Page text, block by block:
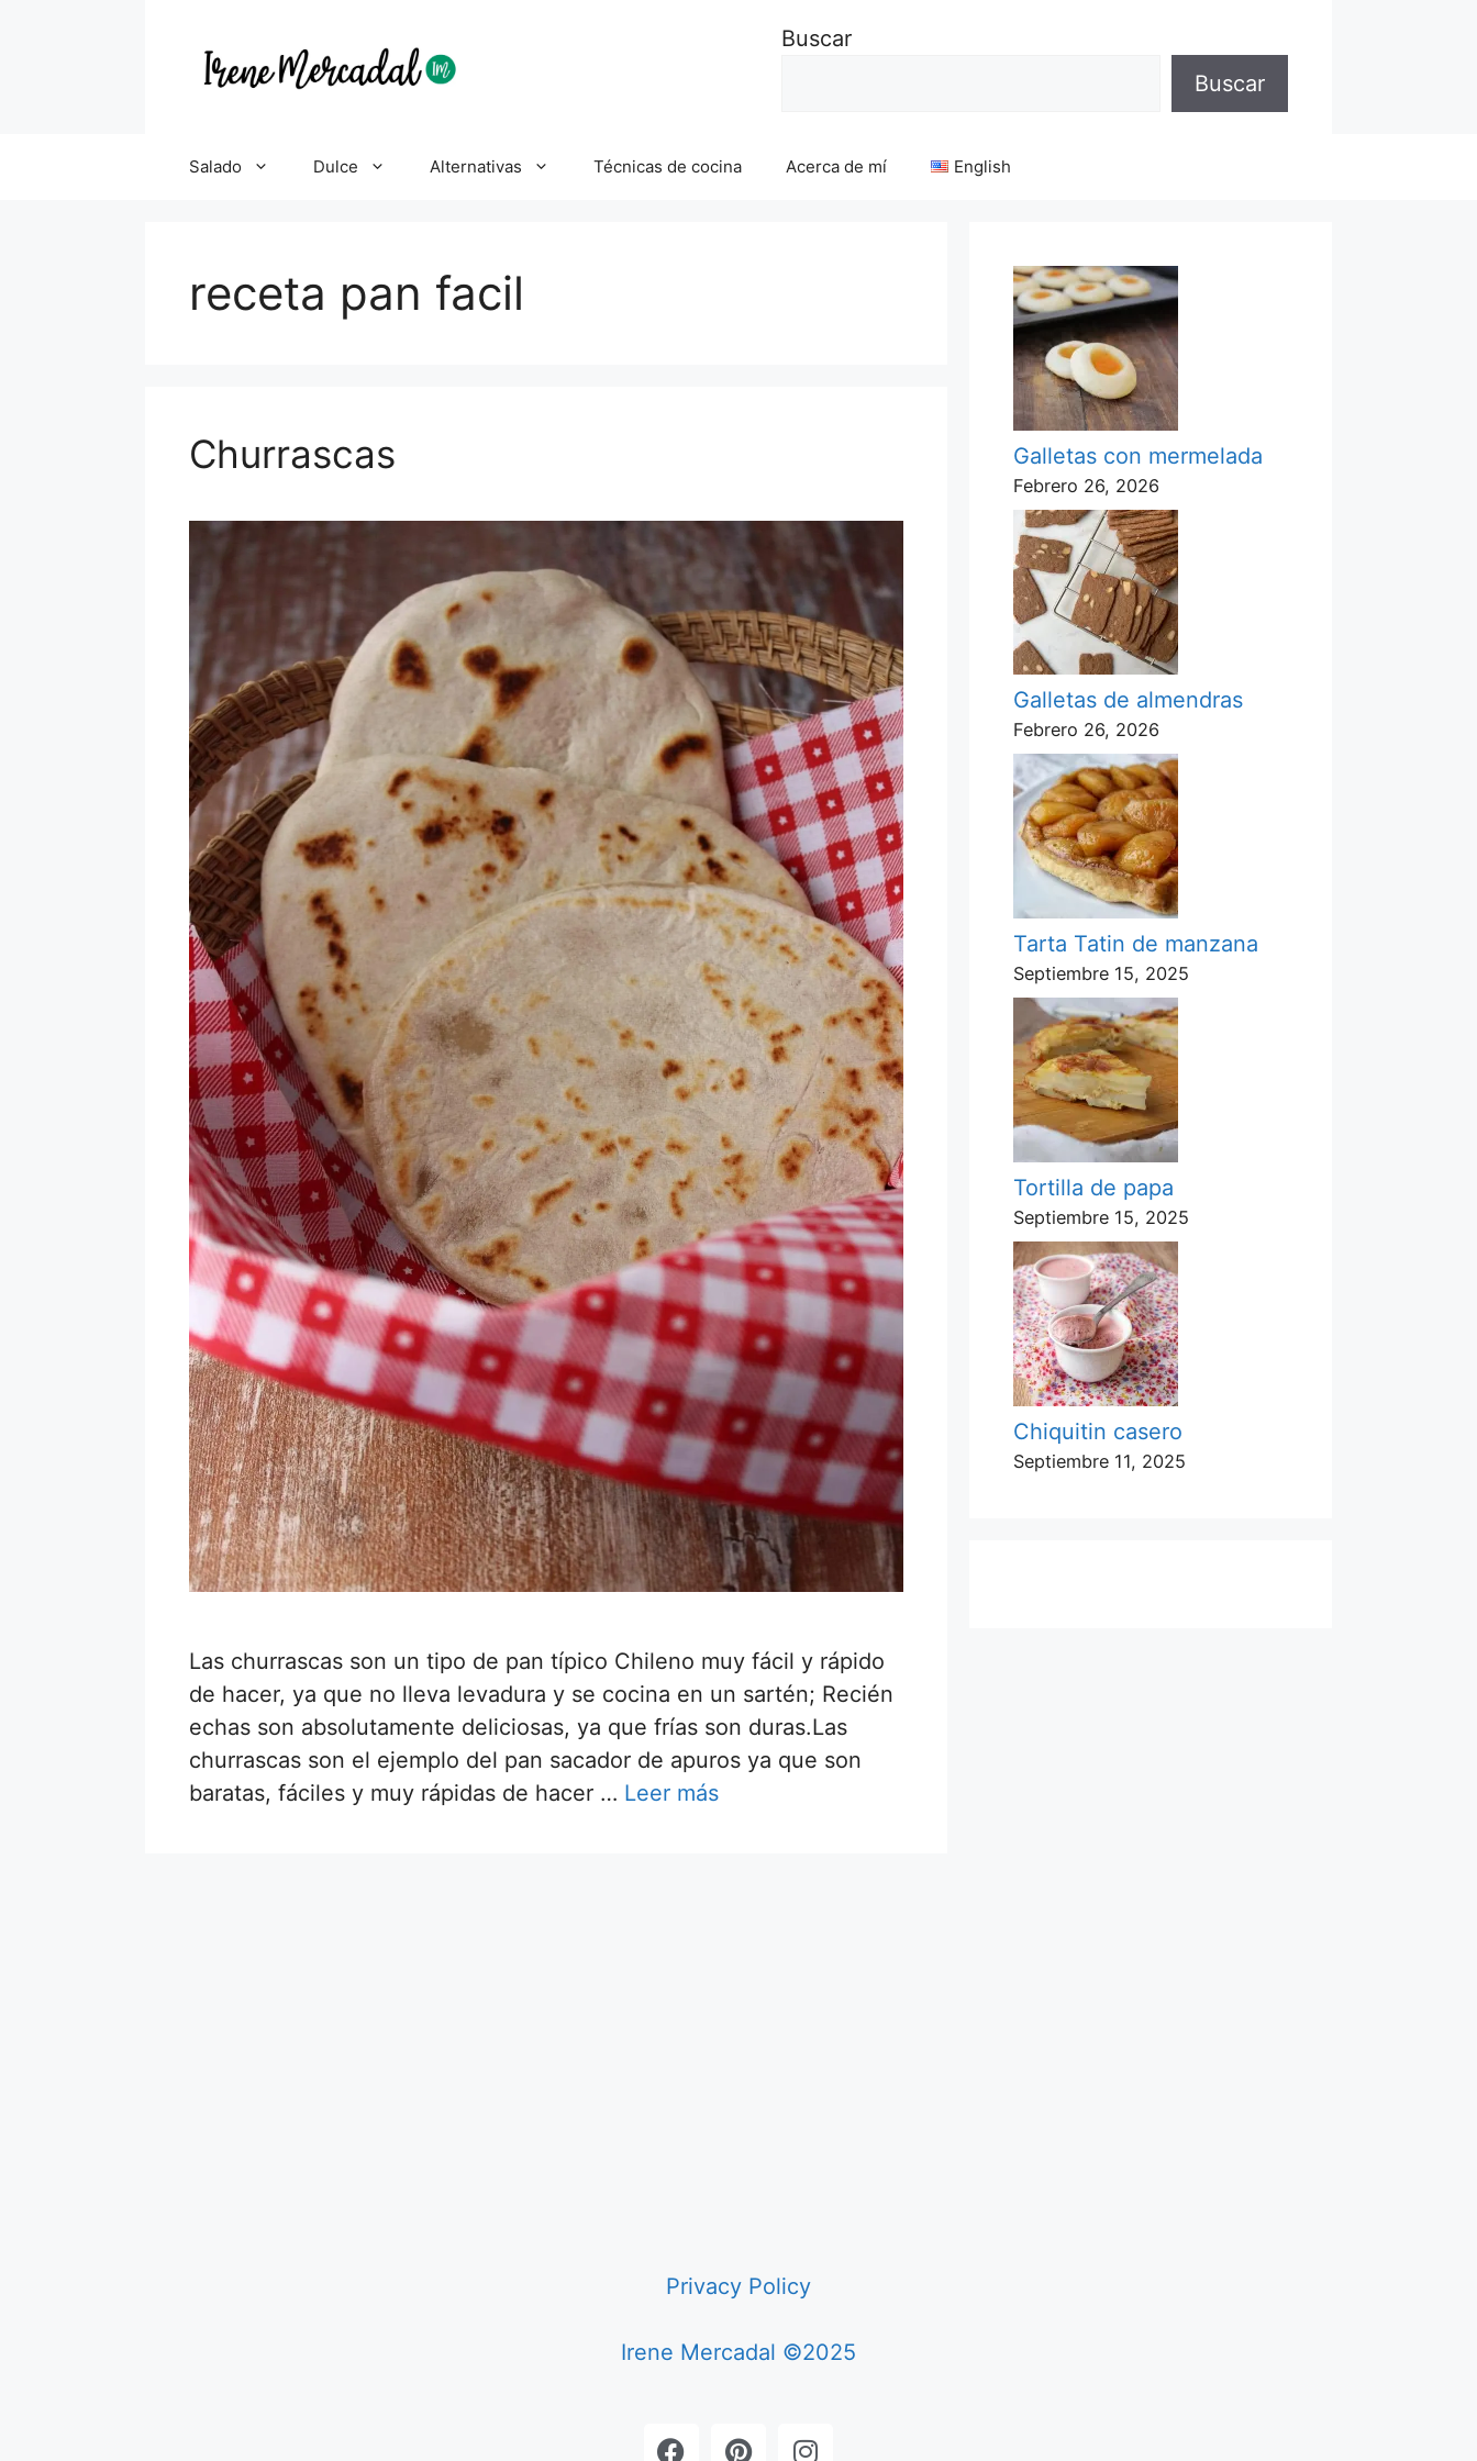
Buscar
Buscar
Salado Dulce Alternativas Técnicas de cocina Acerca de mí English
receta pan facil
Churrascas
Las churrascas son un tipo de pan típico Chileno muy fácil y rápido
de hacer, ya que no lleva levadura y se cocina en un sartén; Recién
echas son absolutamente deliciosas, ya que frías son duras.Las
churrascas son el ejemplo del pan sacador de apuros ya que son
baratas, fáciles y muy rápidas de hacer … Leer más
Galletas con mermelada
Febrero 26, 2026
Galletas de almendras
Febrero 26, 2026
Tarta Tatin de manzana
Septiembre 15, 2025
Tortilla de papa
Septiembre 15, 2025
Chiquitin casero
Septiembre 11, 2025
Privacy Policy
Irene Mercadal ©2025